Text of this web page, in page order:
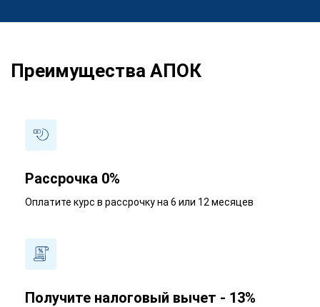
Преимущества АПОК
Рассрочка 0%
Оплатите курс в рассрочку на 6 или 12 месяцев
Получите налоговый вычет - 13%